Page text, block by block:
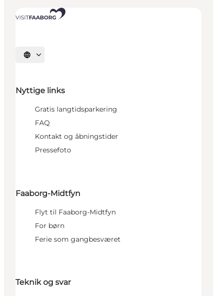
Vælg sprog
Nyttige links
Gratis langtidsparkering
FAQ
Kontakt og åbningstider
Pressefoto
Faaborg-Midtfyn
Flyt til Faaborg-Midtfyn
For børn
Ferie som gangbesværet
Teknik og svar